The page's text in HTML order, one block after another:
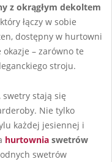
z okrągłym dekoltem
łączy w sobie
dostępny w hurtowni
– zarówno te
stroju.
swetry stają się
Nie tylko
każdej jesiennej i
hurtownia swetrów
swetrów